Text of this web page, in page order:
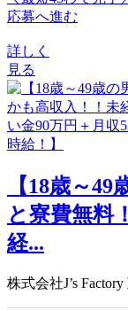
応募へ進む
詳しく
見る
【18歳～
と寮費無料
経...
株式会社J’s